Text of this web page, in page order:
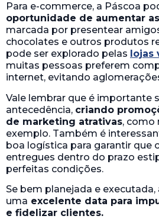
Para e-commerce, a Páscoa
oportunidade de aumentar
marcada por presentear
chocolates e outros produtos
pode ser explorado pelas lojas
muitas pessoas preferem
internet, evitando
Vale lembrar que é importante
antecedência, criando
de marketing atrativas, como
exemplo. Também é
boa logística para garantir que
entregues dentro do prazo
perfeitas condições.
Se bem planejada e
uma excelente data para
e fidelizar clientes.